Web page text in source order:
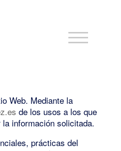
Web. Mediante la
de los usos a los que
información solicitada.
prácticas del